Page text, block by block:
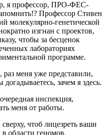
я профессор, ПРО-ФЕС-
Профессор Стивен
молекулярно-генетической
изгнан с проектов,
чтобы за бесценок
лабораториях
программе.
меня уже представили,
зачем я здесь.
инспекция,
меня от работы.
чтоб лицезреть ваши
области геномов.